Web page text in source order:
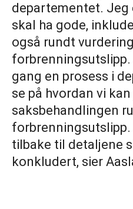
departementet. Jeg
skal ha gode,
også rundt
gang en prosess i
se på hvordan vi
saksbehandlingen
tilbake til detaljene
konkludert, sier